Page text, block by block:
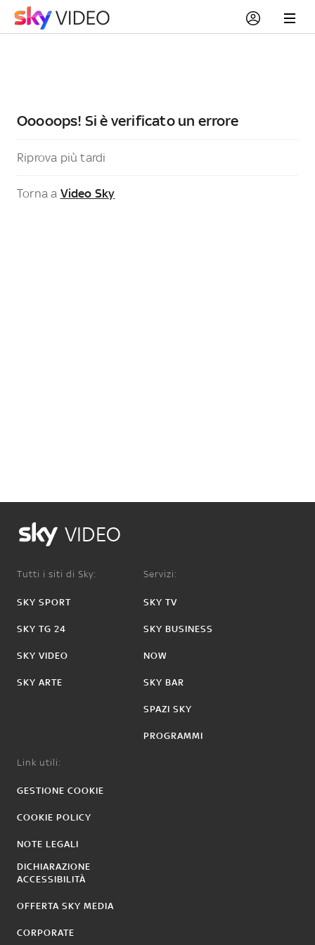
Ooooops! Si è verificato un errore
Riprova più tardi
Torna a Video Sky
VIDEO
Tutti i siti di Sky:
SKY SPORT
SKY TG 24
SKY VIDEO
SKY ARTE
Servizi:
SKY TV
SKY BUSINESS
NOW
SKY BAR
SPAZI SKY
PROGRAMMI
Link utili:
GESTIONE COOKIE
COOKIE POLICY
NOTE LEGALI
DICHIARAZIONE
ACCESSIBILITÀ
OFFERTA SKY MEDIA
CORPORATE